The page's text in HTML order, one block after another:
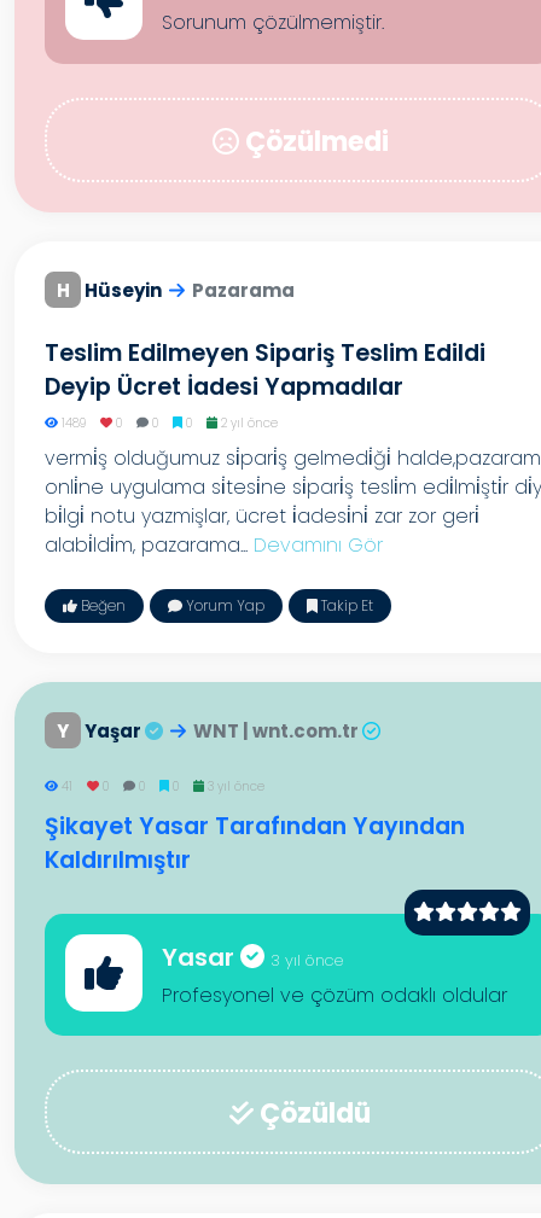
Sorunum çözülmemiştir.
Çözülmedi
H Hüseyin Pazarama
Teslim Edilmeyen Sipariş Teslim Edildi
Deyip Ücret İadesi Yapmadılar
1489 0 0 0 2 yıl önce
vermi̇ş olduğumuz si̇pari̇ş gelmedi̇ği̇
onli̇ne uygulama si̇tesi̇ne si̇pari̇ş tesli̇m edi̇lmi̇şti̇r
bi̇lgi̇ notu yazmişlar, ücret i̇adesi̇ni̇ zar zor geri̇
alabi̇ldi̇m, pazarama... Devamını Gör
Beğen Yorum Yap Takip Et
Y Yaşar WNT | wnt.com.tr
41 0 0 0 3 yıl önce
Şikayet Yasar Tarafından Yayından
Kaldırılmıştır
Yasar 3 yıl önce
Profesyonel ve çözüm odaklı oldular
Çözüldü